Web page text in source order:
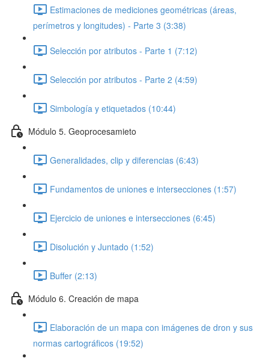
Estimaciones de mediciones geométricas (áreas,
perímetros y longitudes) - Parte 3 (3:38)
Selección por atributos - Parte 1 (7:12)
Selección por atributos - Parte 2 (4:59)
Simbología y etiquetados (10:44)
Módulo 5. Geoprocesamieto
Generalidades, clip y diferencias (6:43)
Fundamentos de uniones e intersecciones (1:57)
Ejercicio de uniones e intersecciones (6:45)
Disolución y Juntado (1:52)
Buffer (2:13)
Módulo 6. Creación de mapa
Elaboración de un mapa con imágenes de dron y sus
normas cartográficos (19:52)